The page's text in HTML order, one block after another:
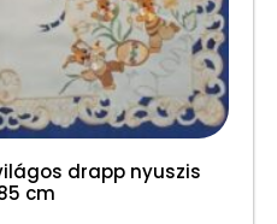
drapp nyuszis
cm